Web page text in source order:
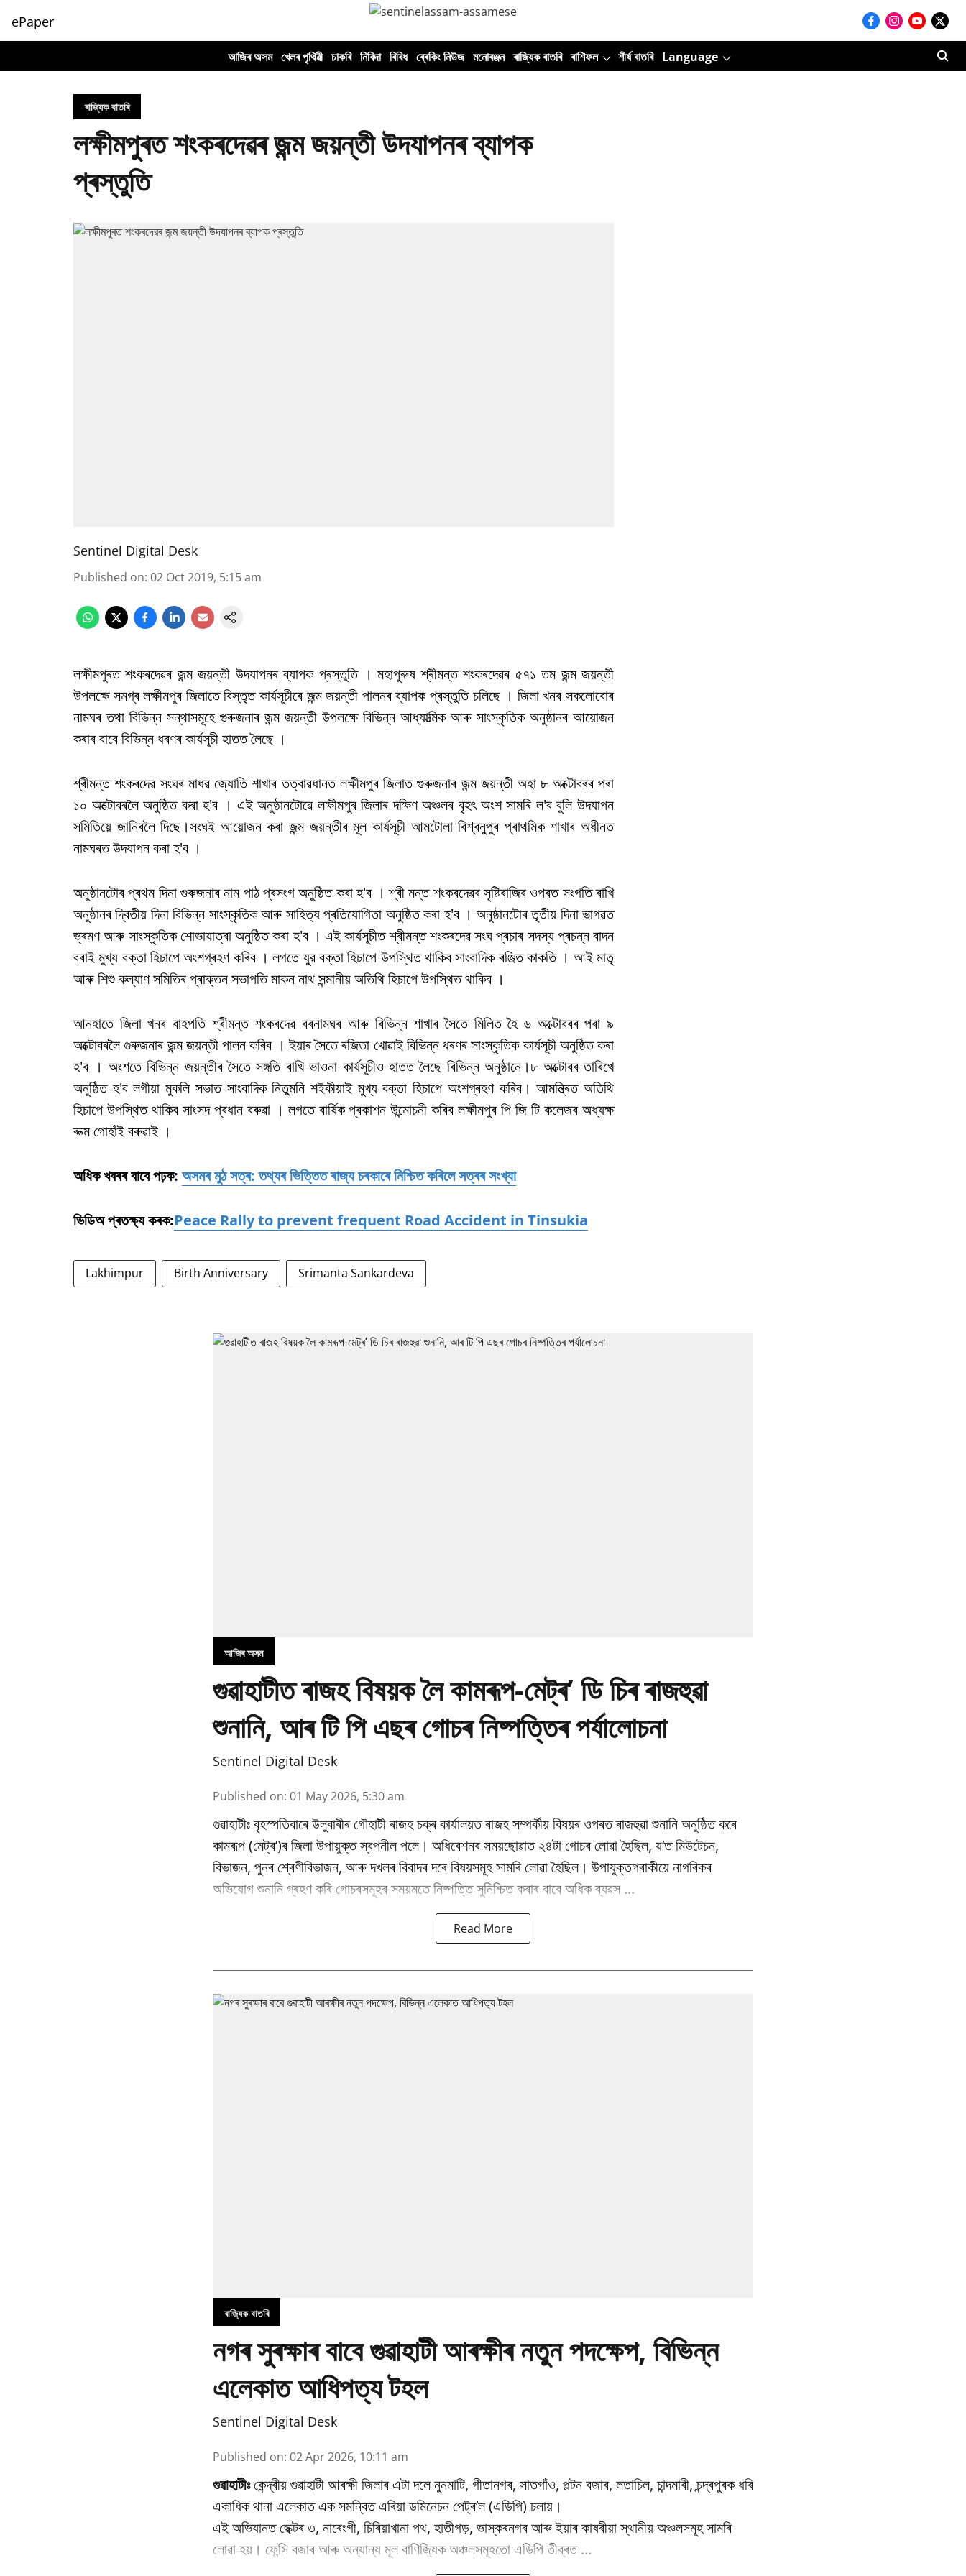
ePaper
আজিৰ অসম খেলৰ পৃথিৱী চাকৰি নিবিদা বিবিধ ব্ৰেকিং নিউজ মনোৰঞ্জন ৰাজ্যিক বাতৰি ৰাশিফল শীৰ্ষ বাতৰি Language
ৰাজ্যিক বাতৰি
লক্ষীমপুৰত শংকৰদেৱৰ জন্ম জয়ন্তী উদযাপনৰ ব্যাপক
প্ৰস্তুতি
Sentinel Digital Desk
Published on: 02 Oct 2019, 5:15 am
লক্ষীমপুৰত শংকৰদেৱৰ জন্ম জয়ন্তী উদযাপনৰ ব্যাপক প্ৰস্তুতি । মহাপুৰুষ শ্ৰীমন্ত শংকৰদেৱৰ ৫৭১ তম জন্ম জয়ন্তী
উপলক্ষে সমগ্ৰ লক্ষীমপুৰ জিলাতে বিস্তৃত কাৰ্যসূচীৰে জন্ম জয়ন্তী পালনৰ ব্যাপক প্ৰস্তুতি চলিছে । জিলা খনৰ সকলোবোৰ
নামঘৰ তথা বিভিন্ন সন্থাসমূহে গুৰুজনাৰ জন্ম জয়ন্তী উপলক্ষে বিভিন্ন আধ্যাত্মিক আৰু সাংস্কৃতিক অনুষ্ঠানৰ আয়োজন
কৰাৰ বাবে বিভিন্ন ধৰণৰ কাৰ্যসূচী হাতত লৈছে ।
শ্ৰীমন্ত শংকৰদেৱ সংঘৰ মাধৱ জ্যোতি শাখাৰ তত্বাৱধানত লক্ষীমপুৰ জিলাত গুৰুজনাৰ জন্ম জয়ন্তী অহা ৮ অক্টোবৰৰ পৰা
১০ অক্টোবৰলৈ অনুষ্ঠিত কৰা হ'ব । এই অনুষ্ঠানটোৱে লক্ষীমপুৰ জিলাৰ দক্ষিণ অঞ্চলৰ বৃহৎ অংশ সামৰি ল'ব বুলি উদযাপন
সমিতিয়ে জানিবলৈ দিছে।সংঘই আয়োজন কৰা জন্ম জয়ন্তীৰ মূল কাৰ্যসূচী আমটোলা বিশ্বনুপুৰ প্ৰাথমিক শাখাৰ অধীনত
নামঘৰত উদযাপন কৰা হ'ব ।
অনুষ্ঠানটোৰ প্ৰথম দিনা গুৰুজনাৰ নাম পাঠ প্ৰসংগ অনুষ্ঠিত কৰা হ'ব । শ্ৰী মন্ত শংকৰদেৱৰ সৃষ্টিৰাজিৰ ওপৰত সংগতি ৰাখি
অনুষ্ঠানৰ দ্বিতীয় দিনা বিভিন্ন সাংস্কৃতিক আৰু সাহিত্য প্ৰতিযোগিতা অনুষ্ঠিত কৰা হ'ব । অনুষ্ঠানটোৰ তৃতীয় দিনা ভাগৱত
ভ্ৰমণ আৰু সাংস্কৃতিক শোভাযাত্ৰা অনুষ্ঠিত কৰা হ'ব । এই কাৰ্যসূচীত শ্ৰীমন্ত শংকৰদেৱ সংঘ প্ৰচাৰ সদস্য প্ৰচন্ন বাদন
বৰাই মুখ্য বক্তা হিচাপে অংশগ্ৰহণ কৰিব । লগতে যুৱ বক্তা হিচাপে উপস্থিত থাকিব সাংবাদিক ৰঞ্জিত কাকতি । আই মাতৃ
আৰু শিশু কল্যাণ সমিতিৰ প্ৰাক্তন সভাপতি মাকন নাথ সন্মানীয় অতিথি হিচাপে উপস্থিত থাকিব ।
আনহাতে জিলা খনৰ বাহপতি শ্ৰীমন্ত শংকৰদেৱ বৰনামঘৰ আৰু বিভিন্ন শাখাৰ সৈতে মিলিত হৈ ৬ অক্টোবৰৰ পৰা ৯
অক্টোবৰলৈ গুৰুজনাৰ জন্ম জয়ন্তী পালন কৰিব । ইয়াৰ সৈতে ৰজিতা খোৱাই বিভিন্ন ধৰণৰ সাংস্কৃতিক কাৰ্যসূচী অনুষ্ঠিত কৰা
হ'ব । অংশতে বিভিন্ন জয়ন্তীৰ সৈতে সঙ্গতি ৰাখি ভাওনা কাৰ্যসূচীও হাতত লৈছে বিভিন্ন অনুষ্ঠানে।৮ অক্টোবৰ তাৰিখে
অনুষ্ঠিত হ'ব লগীয়া মুকলি সভাত সাংবাদিক নিতুমনি শইকীয়াই মুখ্য বক্তা হিচাপে অংশগ্ৰহণ কৰিব। আমন্ত্ৰিত অতিথি
হিচাপে উপস্থিত থাকিব সাংসদ প্ৰধান বৰুৱা । লগতে বাৰ্ষিক প্ৰকাশন উন্মোচনী কৰিব লক্ষীমপুৰ পি জি টি কলেজৰ অধ্যক্ষ
ৰুক্ম গোহাঁই বৰুৱাই ।
অধিক খবৰৰ বাবে পঢ়ক: অসমৰ মুঠ সত্ৰ: তথ্যৰ ভিত্তিত ৰাজ্য চৰকাৰে নিশ্চিত কৰিলে সত্ৰৰ সংখ্যা
ভিডিঅ প্ৰতক্ষ্য কৰক:Peace Rally to prevent frequent Road Accident in Tinsukia
Lakhimpur Birth Anniversary Srimanta Sankardeva
আজিৰ অসম
গুৱাহাটীত ৰাজহ বিষয়ক লৈ কামৰূপ-মেট্ৰ’ ডি চিৰ ৰাজহুৱা
শুনানি, আৰ টি পি এছৰ গোচৰ নিষ্পত্তিৰ পৰ্যালোচনা
Sentinel Digital Desk
Published on: 01 May 2026, 5:30 am
গুৱাহাটীঃ বৃহস্পতিবাৰে উলুবাৰীৰ গৌহাটী ৰাজহ চক্ৰ কাৰ্যালয়ত ৰাজহ সম্পৰ্কীয় বিষয়ৰ ওপৰত ৰাজহুৱা শুনানি অনুষ্ঠিত কৰে
কামৰূপ (মেট্ৰ’)ৰ জিলা উপায়ুক্ত স্বপনীল পলে। অধিবেশনৰ সময়ছোৱাত ২৪টা গোচৰ লোৱা হৈছিল, য’ত মিউটেচন,
বিভাজন, পুনৰ শ্ৰেণীবিভাজন, আৰু দখলৰ বিবাদৰ দৰে বিষয়সমূহ সামৰি লোৱা হৈছিল। উপাযুক্তগৰাকীয়ে নাগৰিকৰ
অভিযোগ শুনানি গ্ৰহণ কৰি গোচৰসমূহৰ সময়মতে নিষ্পত্তি সুনিশ্চিত কৰাৰ বাবে অধিক ব্যৱস ...
Read More
ৰাজ্যিক বাতৰি
নগৰ সুৰক্ষাৰ বাবে গুৱাহাটী আৰক্ষীৰ নতুন পদক্ষেপ, বিভিন্ন
এলেকাত আধিপত্য টহল
Sentinel Digital Desk
Published on: 02 Apr 2026, 10:11 am
গুৱাহাটীঃকেন্দ্ৰীয় গুৱাহাটী আৰক্ষী জিলাৰ এটা দলে নুনমাটি, গীতানগৰ, সাতগাঁও, পল্টন বজাৰ, লতাচিল, চান্দমাৰী, চন্দ্ৰপুৰক ধৰি
একাধিক থানা এলেকাত এক সমন্বিত এৰিয়া ডমিনেচন পেট্ৰ’ল (এডিপি) চলায়।
এই অভিযানত ছেক্টৰ ৩, নাৰেংগী, চিৰিয়াখানা পথ, হাতীগড়, ভাস্কৰনগৰ আৰু ইয়াৰ কাষৰীয়া স্থানীয় অঞ্চলসমূহ সামৰি
লোৱা হয়। ফেন্সি বজাৰ আৰু অন্যান্য মূল বাণিজ্যিক অঞ্চলসমূহতো এডিপি তীব্ৰত ...